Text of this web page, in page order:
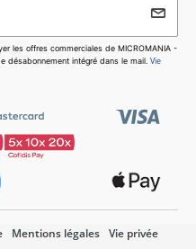
utilisé pour vous envoyer les
de MICROMANIA - ZING. Vous pouvez
le lien de désabonnement intégré dans
les offres commerciales de MICROMANIA -
désabonnement intégré dans le mail. Vie
Mentions légales
Vie privée